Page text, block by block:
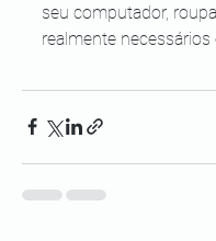
seu computador,
realmente